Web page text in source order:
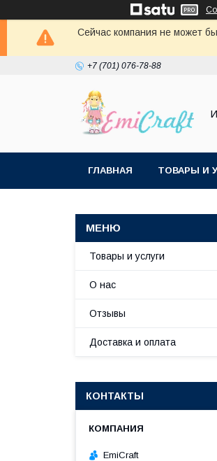
Сейчас компания не может
+7 (701) 076-78-88
ГЛАВНАЯ ТОВАРЫ И
Товары и услуги
О нас
Отзывы
Доставка и оплата
КОНТАКТЫ
EmiCraft